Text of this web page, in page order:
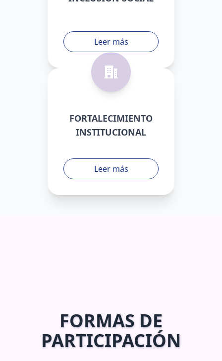
Leer más
FORTALECIMIENTO
INSTITUCIONAL
Leer más
FORMAS DE
PARTICIPACIÓN